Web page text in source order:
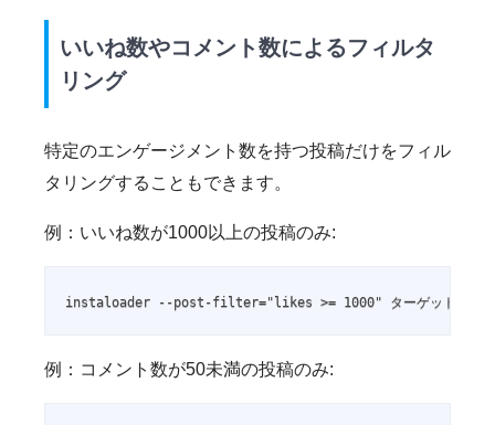
いいね数やコメント数によるフィルタ
リング
特定のエンゲージメント数を持つ投稿だけをフィル
タリングすることもできます。
例：いいね数が1000以上の投稿のみ:
instaloader --post-filter="likes >= 1000" ターゲット
例：コメント数が50未満の投稿のみ: